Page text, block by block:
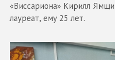
«Виссариона» Кирилл
лауреат, ему 25 лет.